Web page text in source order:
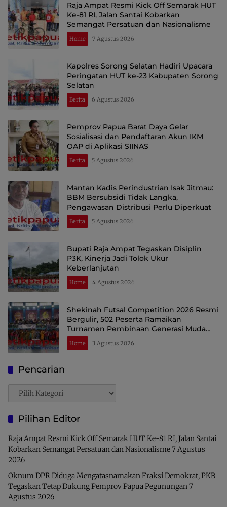
Raja Ampat Resmi Kick Off Semarak HUT
Ke-81 RI, Jalan Santai Kobarkan
Semangat Persatuan dan Nasionalisme
Home 7 Agustus 2026
Kapolres Sorong Selatan Hadiri Upacara
Peringatan HUT ke-23 Kabupaten Sorong
Selatan
Berita 6 Agustus 2026
Pemprov Papua Barat Daya Gelar
Sosialisasi dan Pendaftaran Akun IKM
OAP di Aplikasi SIINAS
Berita 5 Agustus 2026
Mantan Kadis Perindustrian Isak Jitmau:
BBM Bersubsidi Tidak Langka,
Pengawasan Distribusi Perlu Diperkuat
Berita 5 Agustus 2026
Bupati Raja Ampat Tegaskan Disiplin
P3K, Kinerja Jadi Tolok Ukur
Keberlanjutan
Home 4 Agustus 2026
Shekinah Futsal Competition 2026 Resmi
Bergulir, 502 Peserta Ramaikan
Turnamen Pembinaan Generasi Muda
Raja Ampat
Home 3 Agustus 2026
Pencarian
Pencarian
Pilihan Editor
Raja Ampat Resmi Kick Off Semarak HUT Ke-81 RI, Jalan Santai
Kobarkan Semangat Persatuan dan Nasionalisme7 Agustus
2026
Oknum DPR Diduga Mengatasnamakan Fraksi Demokrat, PKB
Tegaskan Tetap Dukung Pemprov Papua Pegunungan 7
Agustus 2026